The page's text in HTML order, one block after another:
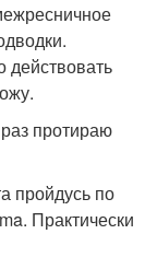
протираю
пройдусь по
Практически